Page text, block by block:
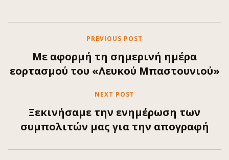
PREVIOUS POST
Με αφορμή τη σημερινή ημέρα
εορτασμού του «Λευκού Μπαστουνιού»
NEXT POST
Ξεκινήσαμε την ενημέρωση των
συμπολιτών μας για την απογραφή